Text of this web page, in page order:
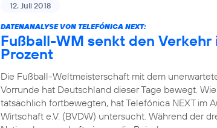
12. Juli 2018
DATENANALYSE VON TELEFÓNICA NEXT:
Fußball-WM senkt den Verkehr
Prozent
Die Fußball-Weltmeisterschaft mit dem
Vorrunde hat Deutschland dieser Tage bewegt.
tatsächlich fortbewegten, hat Telefónica NEXT im
Wirtschaft e.V. (BVDW) untersucht. Während der